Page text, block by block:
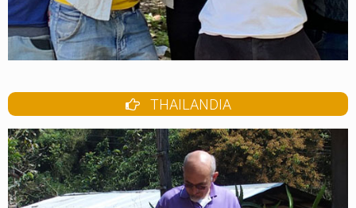
THAILANDIA